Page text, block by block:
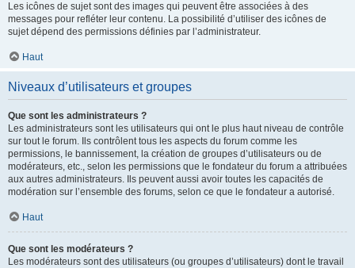
Les icônes de sujet sont des images qui peuvent être associées à des
messages pour refléter leur contenu. La possibilité d’utiliser des icônes de
sujet dépend des permissions définies par l’administrateur.
Haut
Niveaux d’utilisateurs et groupes
Que sont les administrateurs ?
Les administrateurs sont les utilisateurs qui ont le plus haut niveau de contrôle
sur tout le forum. Ils contrôlent tous les aspects du forum comme les
permissions, le bannissement, la création de groupes d’utilisateurs ou de
modérateurs, etc., selon les permissions que le fondateur du forum a attribuées
aux autres administrateurs. Ils peuvent aussi avoir toutes les capacités de
modération sur l’ensemble des forums, selon ce que le fondateur a autorisé.
Haut
Que sont les modérateurs ?
Les modérateurs sont des utilisateurs (ou groupes d’utilisateurs) dont le travail